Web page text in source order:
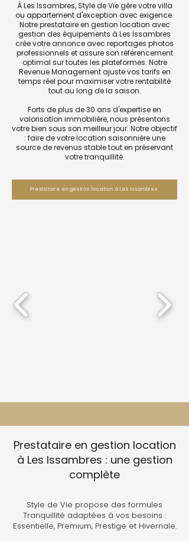
À Les Issambres, Style de Vie gère votre villa
ou appartement d'exception avec exigence.
Notre prestataire en gestion location avec
gestion des équipements à Les Issambres
crée votre annonce avec reportages photos
professionnels et assure son référencement
optimal sur toutes les plateformes. Notre
Revenue Management ajuste vos tarifs en
temps réel pour maximiser votre rentabilité
tout au long de la saison.
Forts de plus de 30 ans d'expertise en
valorisation immobilière, nous présentons
votre bien sous son meilleur jour. Notre objectif
: faire de votre location saisonnière une
source de revenus stable tout en préservant
votre tranquillité.
Prestataire en gestion location à Les Issambres
Prestataire en gestion location
à Les Issambres : une gestion
complète
Style de Vie propose des formules
Tranquillité adaptées à vos besoins :
Essentielle, Premium, Prestige et Hivernale.